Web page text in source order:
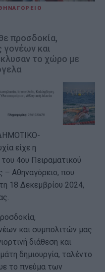
προσδοκία,
γονέων και
το χώρο με
είχε η
4ου Πειραματικού
– Αθηναγόρειο, που
18 Δεκεμβρίου 2024,
και συμπολιτών μας
διάθεση και
δημιουργία, ταλέντο
το πνεύμα των